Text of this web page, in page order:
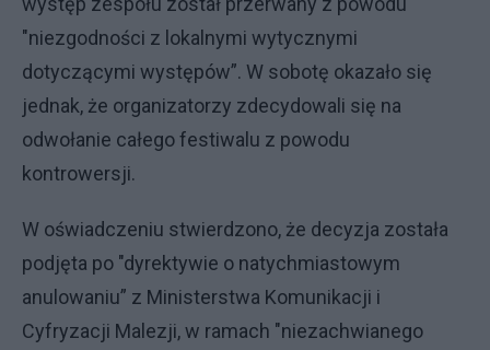
"niezgodności z lokalnymi wytycznymi
dotyczącymi występów”. W sobotę okazało się
jednak, że organizatorzy zdecydowali się na
odwołanie całego festiwalu z powodu
kontrowersji.
W oświadczeniu stwierdzono, że decyzja została
podjęta po "dyrektywie o natychmiastowym
anulowaniu” z Ministerstwa Komunikacji i
Cyfryzacji Malezji, w ramach "niezachwianego